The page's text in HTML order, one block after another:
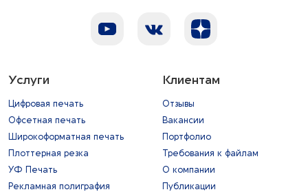
Услуги
Цифровая печать
Офсетная печать
Широкоформатная печать
Плоттерная резка
УФ Печать
Рекламная полиграфия
Клиентам
Отзывы
Вакансии
Портфолио
Требования к файлам
О компании
Публикации